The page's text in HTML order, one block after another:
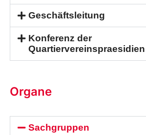
Geschäftsleitung
Konferenz der
Quartiervereinspraesidien
Organe
Sachgruppen